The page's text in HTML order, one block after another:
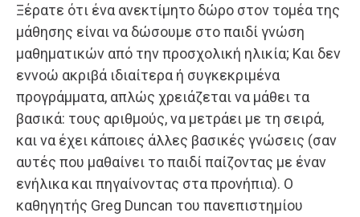
Ξέρατε ότι ένα ανεκτίμητο δώρο στον τομέα της
μάθησης είναι να δώσουμε στο παιδί γνώση
μαθηματικών από την προσχολική ηλικία; Και δεν
εννοώ ακριβά ιδιαίτερα ή συγκεκριμένα
προγράμματα, απλώς χρειάζεται να μάθει τα
βασικά: τους αριθμούς, να μετράει με τη σειρά,
και να έχει κάποιες άλλες βασικές γνώσεις (σαν
αυτές που μαθαίνει το παιδί παίζοντας με έναν
ενήλικα και πηγαίνοντας στα προνήπια). Ο
καθηγητής Greg Duncan του πανεπιστημίου